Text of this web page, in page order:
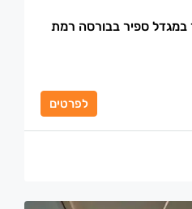
משרד 164 מ”ר במגדל ספיר בבורסה רמת
לפרטים